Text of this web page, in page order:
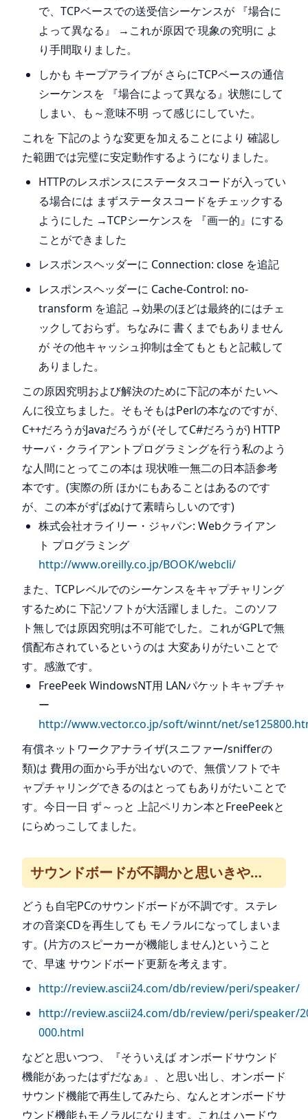
で、TCPベースでの送受信シーケンスが 『場合に
よって異なる』 →これが原因で 現象の究明に よ
り手間取りました。
しかも キープアライブが さらにTCPベースの通信
シーケンスを 『場合によって異なる』状態にして
しまい、も～意味不明 って感じにしていた。
これを 下記のような変更を加えることにより 確認し
た範囲では完璧に安定動作するようになりました。
HTTPのレスポンスにステータスコードが入ってい
る場合には まずステータスコードをチェックする
ようにした →TCPシーケンスを 『画一的』にする
ことができました
レスポンスヘッダーに Connection: close を追記
レスポンスヘッダーに Cache-Control: no-
transform を追記 →効果のほどは最終的にはチェ
ックしておらず。ちなみに 書くまでもありません
が その他キャッシュ抑制は全てもともと記載して
ありました。
この原因究明および解決のために下記の本が たいへ
んに役立ちました。そもそもはPerlの本なのですが、
C++だろうがJavaだろうが (そしてC#だろうが) HTTP
サーバ・クライアントプログラミングを行う私のよう
な人間にとってこの本は 現状唯一無二の日本語参考
本です。(実際の所 ほかにもあることはあるのです
が、この本がずばぬけて素晴らしいのです)
株式会社オライリー・ジャパン: Webクライアン
ト プログラミング
http://www.oreilly.co.jp/BOOK/webcli/
また、TCPレベルでのシーケンスをキャプチャリング
するために 下記ソフトが大活躍しました。このソフ
ト無しでは原因究明は不可能でした。これがGPLで無
償配布されているというのは 大変ありがたいことで
す。感激です。
FreePeek WindowsNT用 LANパケットキャプチャ
ー
http://www.vector.co.jp/soft/winnt/net/
有償ネットワークアナライザ(スニファー/snifferの
類)は 費用の面から手が出ないので、無償ソフトでキ
ャプチャリングできるのはとってもありがたいことで
す。今日一日 ず～っと 上記ペリカン本とFreePeekと
にらめっこしてました。
サウンドボードが不調かと思いきや…
どうも自宅PCのサウンドボードが不調です。ステレ
オの音楽CDを再生しても モノラルになってしまいま
す。(片方のスピーカーが機能しません)ということ
で、早速 サウンドボード更新を考えます。
http://review.ascii24.com/db/review/peri/speaker/
http://review.ascii24.com/db/review/peri/speaker/
000.html
などと思いつつ、『そういえば オンボードサウンド
機能があったはずだなぁ』、と思い出し、オンボード
サウンド機能で再生してみたら、なんとオンボードサ
ウンド機能もモノラルになります。これは ハードウ